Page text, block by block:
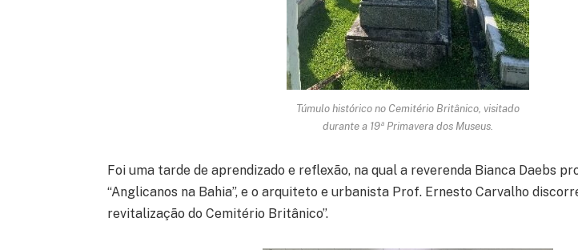
Túmulo histórico no Cemitério Britânico, visitado
durante a 19ª Primavera dos Museus.
Foi uma tarde de aprendizado e reflexão, na qual a reverenda Bianca Daebs
“Anglicanos na Bahia”, e o arquiteto e urbanista Prof. Ernesto Carvalho
revitalização do Cemitério Britânico”.